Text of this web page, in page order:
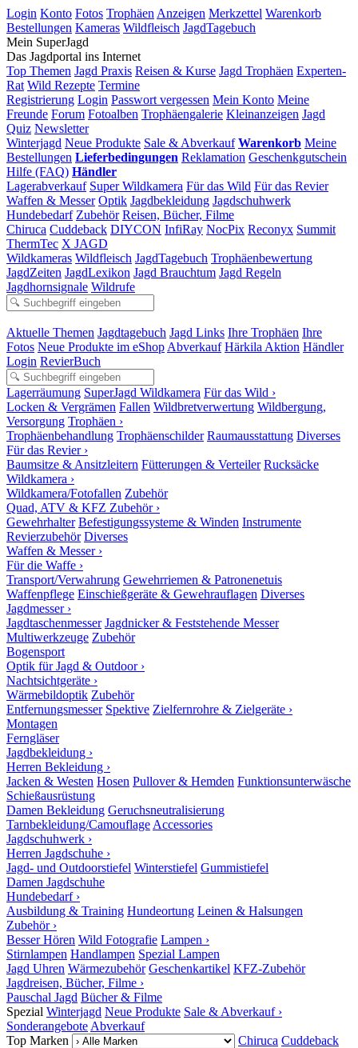
Login Konto Fotos Trophäen Anzeigen Merkzettel Warenkorb
Bestellungen Kameras Wildfleisch JagdTagebuch
Mein SuperJagd
Das Jagdportal ins Internet
Top Themen Jagd Praxis Reisen & Kurse Jagd Trophäen Experten-
Rat Wild Rezepte Termine
Registrierung Login Passwort vergessen Mein Konto Meine
Freunde Forum Fotoalben Trophäengalerie Kleinanzeigen Jagd
Quiz Newsletter
Winterjagd Neue Produkte Sale & Abverkauf Warenkorb Meine
Bestellungen Lieferbedingungen Reklamation Geschenkgutschein
Hilfe (FAQ) Händler
Lagerabverkauf Super Wildkamera Für das Wild Für das Revier
Waffen & Messer Optik Jagdbekleidung Jagdschuhwerk
Hundebedarf Zubehör Reisen, Bücher, Filme
Chiruca Cuddeback DIYCON InfiRay NocPix Reconyx Summit
ThermTec X JAGD
Wildkameras Wildfleisch JagdTagebuch Trophäenbewertung
JagdZeiten JagdLexikon Jagd Brauchtum Jagd Regeln
Jagdhornsignale Wildrufe
Aktuelle Themen Jagdtagebuch Jagd Links Ihre Trophäen Ihre
Fotos Neue Produkte im eShop Abverkauf Härkila Aktion Händler
Login RevierBuch
Lagerräumung SuperJagd Wildkamera Für das Wild ›
Locken & Vergrämen Fallen Wildbretverwertung Wildbergung,
Versorgung Trophäen ›
Trophäenbehandlung Trophäenschilder Raumausstattung Diverses
Für das Revier ›
Baumsitze & Ansitzleitern Fütterungen & Verteiler Rucksäcke
Wildkamera ›
Wildkamera/Fotofallen Zubehör
Quad, ATV & KFZ Zubehör ›
Gewehrhalter Befestigungssysteme & Winden Instrumente
Revierzubehör Diverses
Waffen & Messer ›
Für die Waffe ›
Transport/Verwahrung Gewehrriemen & Patronenetuis
Waffenpflege Einschießgeräte & Gewehrauflagen Diverses
Jagdmesser ›
Jagdtaschenmesser Jagdnicker & Feststehende Messer
Multiwerkzeuge Zubehör
Bogensport
Optik für Jagd & Outdoor ›
Nachtsichtgeräte ›
Wärmebildoptik Zubehör
Entfernungsmesser Spektive Zielfernrohre & Zielgeräte ›
Montagen
Ferngläser
Jagdbekleidung ›
Herren Bekleidung ›
Jacken & Westen Hosen Pullover & Hemden Funktionsunterwäsche
Schießausrüstung
Damen Bekleidung Geruchsneutralisierung
Tarnbekleidung/Camouflage Accessories
Jagdschuhwerk ›
Herren Jagdschuhe ›
Jagd- und Outdoorstiefel Winterstiefel Gummistiefel
Damen Jagdschuhe
Hundebedarf ›
Ausbildung & Training Hundeortung Leinen & Halsungen
Zubehör ›
Besser Hören Wild Fotografie Lampen ›
Stirnlampen Handlampen Spezial Lampen
Jagd Uhren Wärmezubehör Geschenkartikel KFZ-Zubehör
Jagdreisen, Bücher, Filme ›
Pauschal Jagd Bücher & Filme
Spezial Winterjagd Neue Produkte Sale & Abverkauf ›
Sonderangebote Abverkauf
Top Marken
Chiruca Cuddeback